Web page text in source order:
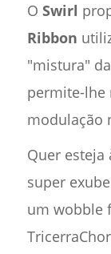
O Swirl
Ribbon
"mistura"
permite-lhe
modulação
Quer
super
um wobble